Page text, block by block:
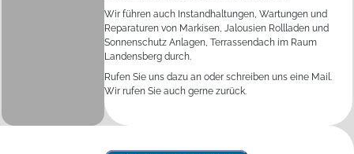
Wir führen auch Instandhaltungen, Wartungen und
Reparaturen von Markisen, Jalousien Rollladen und
Sonnenschutz Anlagen, Terrassendach im Raum
Landensberg durch.
Rufen Sie uns dazu an oder schreiben uns eine Mail.
Wir rufen Sie auch gerne zurück.